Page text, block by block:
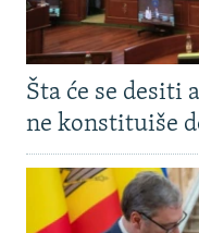
Šta će se desiti
ne konstituiše